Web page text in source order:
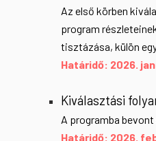
Az első körben
program
tisztázása, külön
Határidő: 2026.
Kiválasztási
A programba
Határidő: 2026.